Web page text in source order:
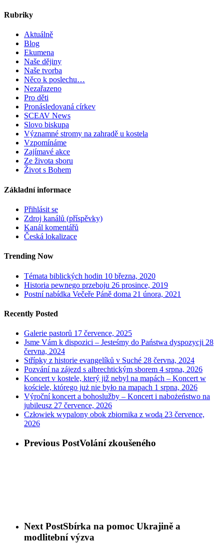
Rubriky
Aktuálně
Blog
Ekumena
Naše dějiny
Naše tvorba
Něco k poslechu…
Nezařazeno
Pro děti
Pronásledovaná církev
SCEAV News
Slovo biskupa
Významné stromy na zahradě u kostela
Vzpomínáme
Zajímavé akce
Ze života sboru
Život s Bohem
Základní informace
Přihlásit se
Zdroj kanálů (příspěvky)
Kanál komentářů
Česká lokalizace
Trending Now
Témata biblických hodin 10 března, 2020
Historia pewnego przeboju 26 prosince, 2019
Postní nabídka Večeře Páně doma 21 února, 2021
Recently Posted
Galerie pastorů 17 července, 2025
Jsme Vám k dispozici – Jesteśmy do Państwa dyspozycji 28
června, 2024
Střípky z historie evangelíků v Suché 28 června, 2024
Pozvání na zájezd s albrechtickým sborem 4 srpna, 2026
Koncert v kostele, který již nebyl na mapách – Koncert w
kościele, którego już nie było na mapach 1 srpna, 2026
Výroční koncert a bohoslužby – Koncert i nabożeństwo na
jubileusz 27 července, 2026
Człowiek wypalony obok zbiornika z wodą 23 července,
2026
Previous PostVolání zkoušeného
Next PostSbírka na pomoc Ukrajině a
modlitební výzva